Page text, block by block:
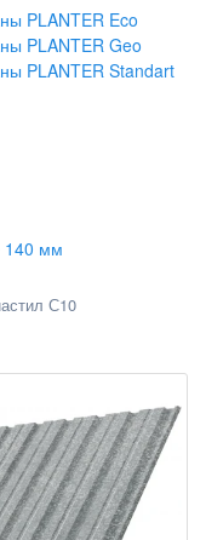
PLANTER Eco
PLANTER Geo
PLANTER Standart
140 мм
С10